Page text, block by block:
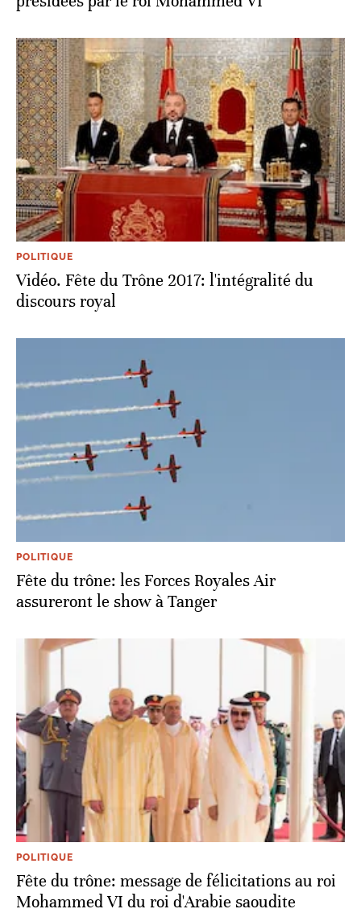
POLITIQUE
Vidéo. Fête du Trône 2017: l'intégralité du
discours royal
POLITIQUE
Fête du trône: les Forces Royales Air
assureront le show à Tanger
POLITIQUE
Fête du trône: message de félicitations au roi
Mohammed VI du roi d'Arabie saoudite